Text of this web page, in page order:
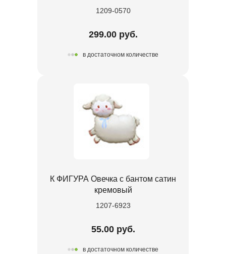
1209-0570
299.00 руб.
в достаточном количестве
К ФИГУРА Овечка с бантом сатин
кремовый
1207-6923
55.00 руб.
в достаточном количестве